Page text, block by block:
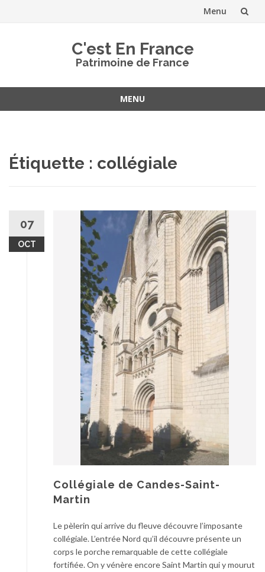
Menu
C'est En France
Patrimoine de France
MENU
Étiquette : collégiale
07
OCT
Collégiale de Candes-Saint-
Martin
Le pèlerin qui arrive du fleuve découvre l’imposante
collégiale. L’entrée Nord qu’il découvre présente un
corps le porche remarquable de cette collégiale
fortifiée. On y vénère encore Saint Martin qui y mourut